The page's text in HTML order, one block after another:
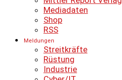
Mediadaten
Shop
RSS
Meldungen
Streitkräfte
Rüstung
Industrie